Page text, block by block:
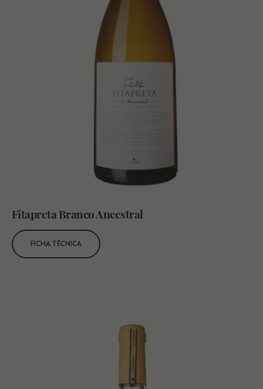
Fitapreta Branco Ancestral
FICHA TÉCNICA